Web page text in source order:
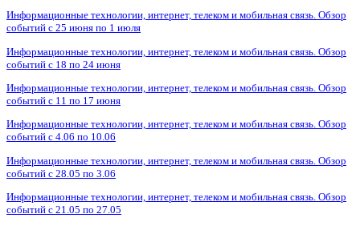
Информационные технологии, интернет, телеком и мобильная связь. Обзор
событий с 25 июня по 1 июля
Информационные технологии, интернет, телеком и мобильная связь. Обзор
событий с 18 по 24 июня
Информационные технологии, интернет, телеком и мобильная связь. Обзор
событий с 11 по 17 июня
Информационные технологии, интернет, телеком и мобильная связь. Обзор
событий с 4.06 по 10.06
Информационные технологии, интернет, телеком и мобильная связь. Обзор
событий с 28.05 по 3.06
Информационные технологии, интернет, телеком и мобильная связь. Обзор
событий с 21.05 по 27.05